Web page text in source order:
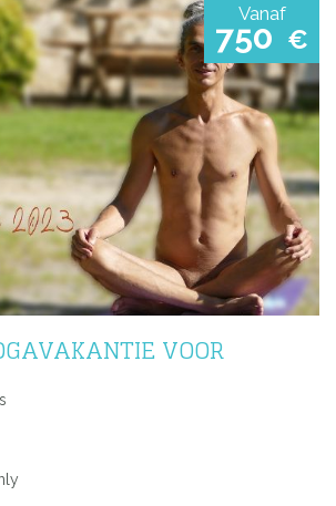
Vanaf
750 €
VOOR